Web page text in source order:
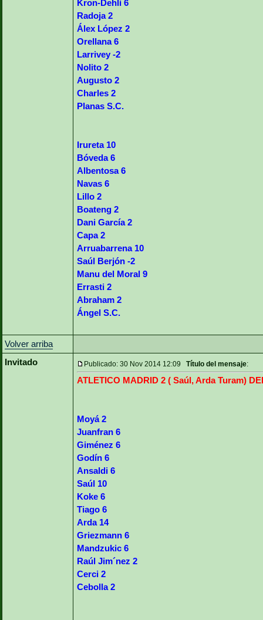
Kron-Dehli 6
Radoja 2
Álex López 2
Orellana 6
Larrivey -2
Nolito 2
Augusto 2
Charles 2
Planas S.C.
Irureta 10
Bóveda 6
Albentosa 6
Navas 6
Lillo 2
Boateng 2
Dani García 2
Capa 2
Arruabarrena 10
Saúl Berjón -2
Manu del Moral 9
Errasti 2
Abraham 2
Ángel S.C.
Volver arriba
Invitado
Publicado: 30 Nov 2014 12:09 Título del mensaje:
ATLETICO MADRID 2 ( Saúl, Arda Turam)
Moyá 2
Juanfran 6
Giménez 6
Godín 6
Ansaldi 6
Saúl 10
Koke 6
Tiago 6
Arda 14
Griezmann 6
Mandzukic 6
Raúl Jim´nez 2
Cerci 2
Cebolla 2